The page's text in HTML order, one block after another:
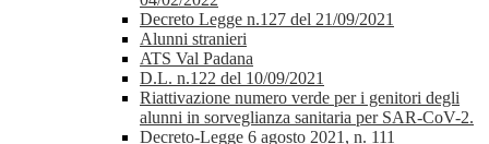
Decreto Legge n.127 del 21/09/2021
Alunni stranieri
ATS Val Padana
D.L. n.122 del 10/09/2021
Riattivazione numero verde per i genitori degli
alunni in sorveglianza sanitaria per SAR-CoV-2.
Decreto-Legge 6 agosto 2021, n. 111